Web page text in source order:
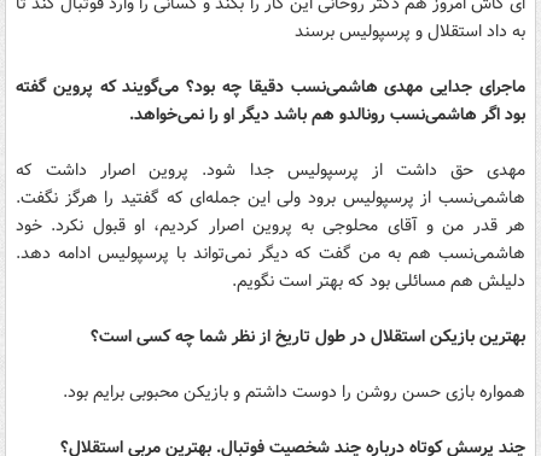
به داد استقلال و پرسپولیس برسند
ماجرای جدایی مهدی‌ هاشمی‌نسب دقیقا چه بود؟ می‌گویند که پروین گفته
بود اگر هاشمی‌نسب رونالدو هم باشد دیگر او را نمی‌خواهد.
مهدی حق داشت از پرسپولیس جدا شود. پروین اصرار داشت که
هاشمی‌نسب از پرسپولیس برود ولی این جمله‌ای که گفتید را هرگز نگفت.
هر قدر من و آقای محلوجی به پروین اصرار کردیم، او قبول نکرد. خود
هاشمی‌نسب هم به من گفت که دیگر نمی‌تواند با پرسپولیس ادامه دهد.
دلیلش هم مسائلی بود که بهتر است نگویم.
بهترین بازیکن استقلال در طول تاریخ از نظر شما چه کسی است؟
همواره بازی حسن روشن را دوست داشتم و بازیکن محبوبی برایم بود.
چند پرسش کوتاه درباره چند شخصیت فوتبال. بهترین مربی استقلال؟